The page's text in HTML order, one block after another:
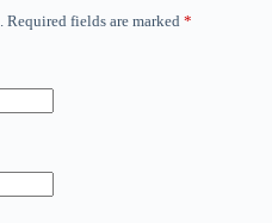
Required fields are marked *